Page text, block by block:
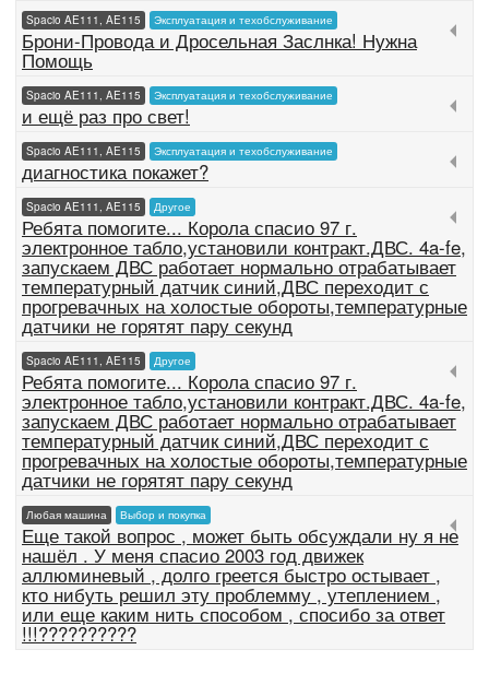
Spacio AE111, AE115 Эксплуатация и техобслуживание
Брони-Провода и Дросельная Заслнка! Нужна
Помощь
Spacio AE111, AE115 Эксплуатация и техобслуживание
и ещё раз про свет!
Spacio AE111, AE115 Эксплуатация и техобслуживание
диагностика покажет?
Spacio AE111, AE115 Другое
Ребята помогите... Корола спасио 97 г.
электронное табло,установили контракт.ДВС. 4a-fe,
запускаем ДВС работает нормально отрабатывает
температурный датчик синий,ДВС переходит с
прогревачных на холостые обороты,температурные
датчики не горятят пару секунд
Spacio AE111, AE115 Другое
Ребята помогите... Корола спасио 97 г.
электронное табло,установили контракт.ДВС. 4a-fe,
запускаем ДВС работает нормально отрабатывает
температурный датчик синий,ДВС переходит с
прогревачных на холостые обороты,температурные
датчики не горятят пару секунд
Любая машина Выбор и покупка
Еще такой вопрос , может быть обсуждали ну я не
нашёл . У меня спасио 2003 год движек
аллюминевый , долго греется быстро остывает ,
кто нибуть решил эту проблемму , утеплением ,
или еще каким нить способом , спосибо за ответ
!!!??????????